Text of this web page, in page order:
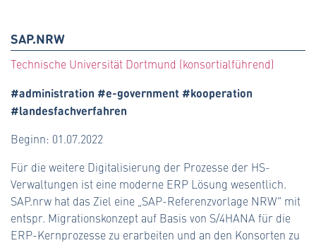
SAP.NRW
Technische Universität Dortmund (konsortialführend)
#administration #e-government #kooperation
#landesfachverfahren
Beginn: 01.07.2022
Für die weitere Digitalisierung der Prozesse der HS-
Verwaltungen ist eine moderne ERP Lösung wesentlich.
SAP.nrw hat das Ziel eine „SAP-Referenzvorlage NRW“ mit
entspr. Migrationskonzept auf Basis von S/4HANA für die
ERP-Kernprozesse zu erarbeiten und an den Konsorten zu